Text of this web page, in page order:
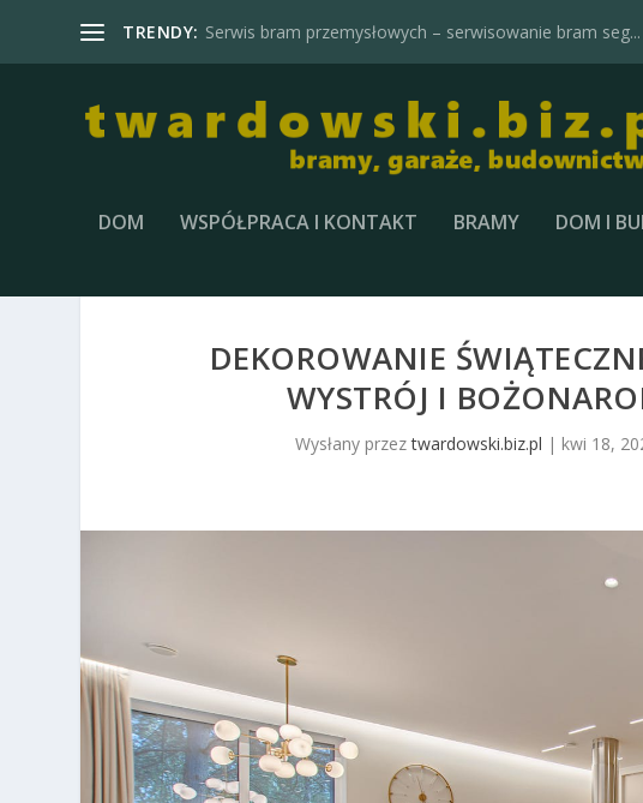
TRENDY: Serwis bram przemysłowych – serwisowanie bram seg...
DOM WSPÓŁPRACA I KONTAKT BRAMY DOM I
DEKOROWANIE
WYSTRÓJ I
Wysłany przeztwardowski.biz.pl | kwi 18,